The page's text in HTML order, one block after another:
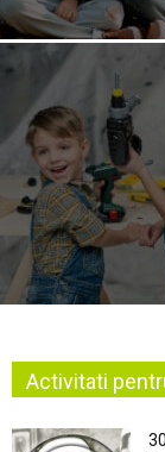
Activitati